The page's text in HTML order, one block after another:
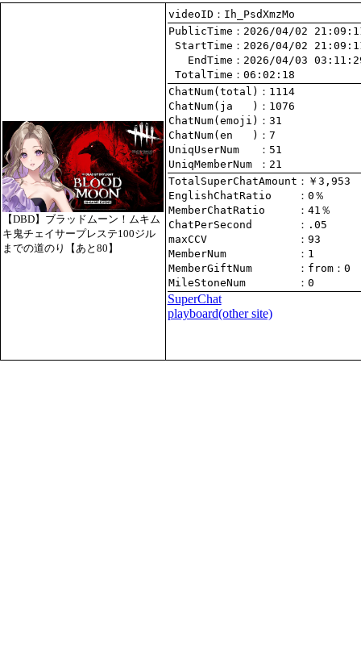
【DBD】ブラッドムーン！ムキム
キ鬼チェイサープレステ100ジル
までの道のり【あと80】
videoID：Ih_PsdXmzMo
PublicTime
StartTime
   EndTime
TotalTime ：06:02:18
ChatNum(total)
ChatNum(ja   )
ChatNum(emoji)
ChatNum(en   )
UniqUserNum
：51
UniqMemberNum
：21
TotalSuperChatAmount
EnglishChatRatio
MemberChatRatio
ChatPerSecond
maxCCV
：93
MemberNum
：1
MemberGiftNum
： from ：0
MileStoneNum
：0
SuperChat
playboard(other site)